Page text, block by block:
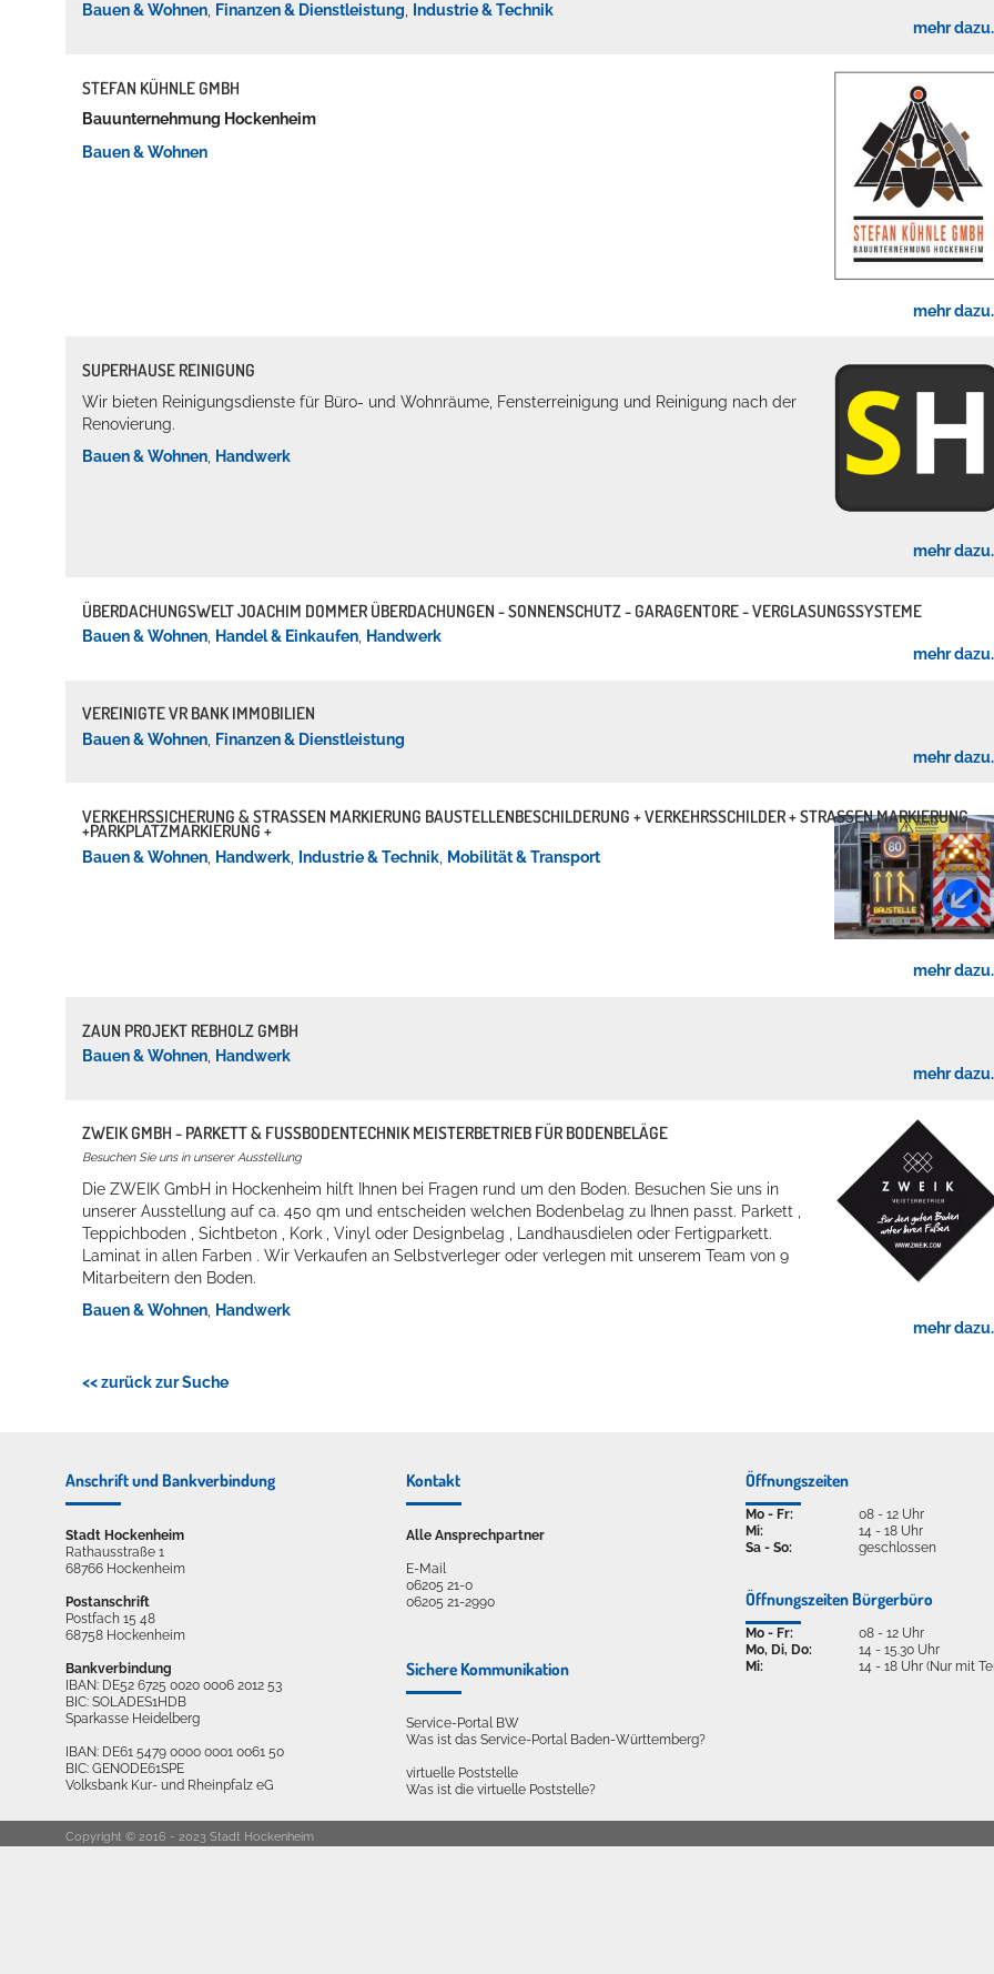
Spaß unter prickelnden Wasserfällen, das rauschende Meer im Wellenbecken oder doch lieber die pure Entspannung auf der
Bauen & Wohnen, Finanzen & Dienstleistung, Industrie & Technik
mehr
STEFAN KÜHNLE GMBH
Bauunternehmung Hockenheim
Bauen & Wohnen
mehr
SUPERHAUSE REINIGUNG
Wir bieten Reinigungsdienste für Büro- und Wohnräume, Fensterreinigung und Reinigung nach der
Renovierung.
Bauen & Wohnen
Handwerk
mehr
ÜBERDACHUNGSWELT JOACHIM DOMMER ÜBERDACHUNGEN - SONNENSCHUTZ - GARAGENTORE - VERGLASUNGSSYSTEME
Bauen & Wohnen, Handel & Einkaufen, Handwerk
mehr
VEREINIGTE VR BANK IMMOBILIEN
Bauen & Wohnen
Finanzen & Dienstleistung
mehr
VERKEHRSSICHERUNG & STRASSEN MARKIERUNG BAUSTELLENBESCHILDERUNG + VERKEHRSSCHILDER + STRASSEN MARKIERUNG +
PARKPLATZMARKIERUNG +
Bauen & Wohnen Handwerk Industrie & Technik Mobilität & Transport
mehr
ZAUN PROJEKT REBHOLZ GMBH
Bauen & Wohnen, Handwerk
mehr
ZWEIK GMBH - PARKETT & FUSSBODENTECHNIK MEISTERBETRIEB FÜR BODENBELÄGE
Besuchen Sie uns in unserer Ausstellung
Die ZWEIK GmbH in Hockenheim hilft Ihnen bei Fragen rund um den Boden. Besuchen Sie uns in
unserer Ausstellung auf ca. 450 qm und entscheiden welchen Bodenbelag zu Ihnen passt. Parkett ,
Teppichboden , Sichtbeton , Kork , Vinyl oder Designbelag , Landhausdielen oder Fertigparkett.
Laminat in allen Farben . Wir Verkaufen an Selbstverleger oder verlegen mit unserem Team von 9
Mitarbeitern den Boden.
Bauen & Wohnen, Handwerk
mehr
<< zurück zur Suche
Anschrift und Bankverbindung
Stadt Hockenheim
Rathausstraße 1
68766 Hockenheim
Postanschrift
Postfach 15 48
68758 Hockenheim
Bankverbindung
IBAN: DE52 6725 0020 0006 2012 53
BIC: SOLADES1HDB
Sparkasse Heidelberg
IBAN: DE61 5479 0000 0001 0061 50
BIC: GENODE61SPE
Volksbank Kur- und Rheinpfalz eG
Kontakt
Alle Ansprechpartner
E-Mail
06205 21-0
06205 21-2990
Sichere Kommunikation
Service-Portal BW
Was ist das Service-Portal Baden-Württemberg?
virtuelle Poststelle
Was ist die virtuelle Poststelle?
Öffnungszeiten
Mo - Fr:
Mi:
Sa - So:
08 - 12 Uhr
14 - 18 Uhr
geschlossen
Öffnungszeiten Bürgerbüro
Mo - Fr:
Mo, Di, Do:
Mi:
08 - 12 Uhr
14 - 15.30 Uhr
14 - 18 Uhr (Nur mit
Copyright © 2016 - 2023 Stadt Hockenheim